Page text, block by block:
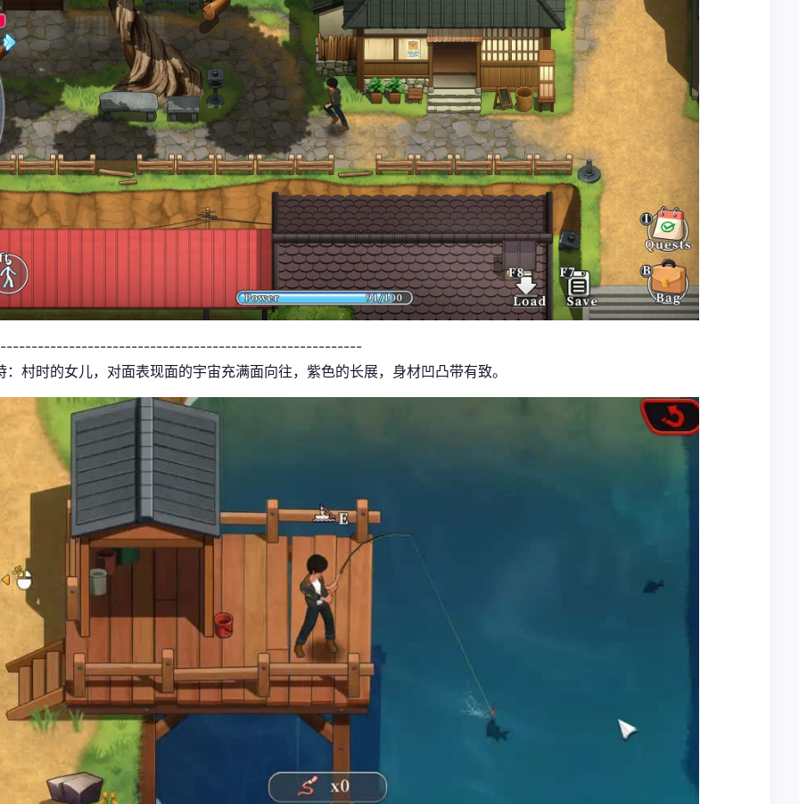
：村时的女儿，对面表现面的宇宙充满面向往，紫色的长展，身材凹凸带有致。